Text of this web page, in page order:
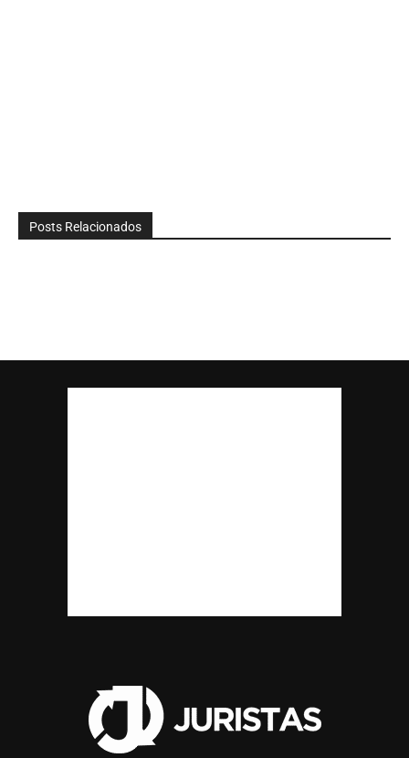
Posts Relacionados